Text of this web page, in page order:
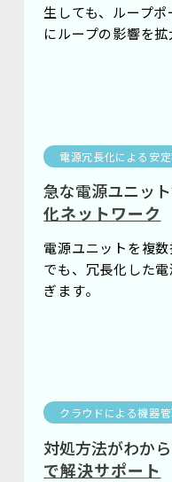
生しても、ループ
にループの影響を拡
電源冗長化による安
急な電源ユニッ
化ネットワーク
電源ユニットを複
でも、冗長化した
ぎます。
クラウドによる機器
対処方法がわか
で解決サポート